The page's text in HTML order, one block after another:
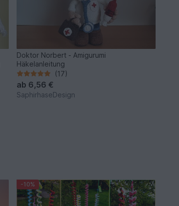
Doktor Norbert - Amigurumi
Häkelanleitung
(17)
ab 6,56 €
SaphirhaseDesign
-10%